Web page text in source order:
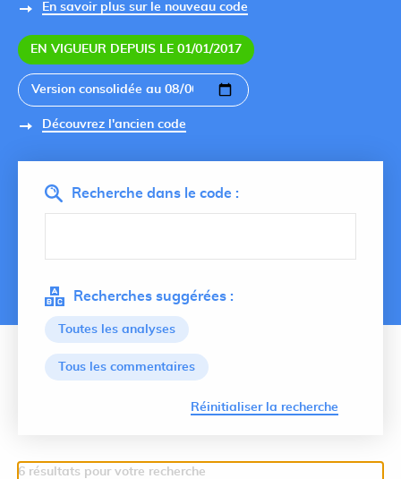
En savoir plus sur le nouveau code
EN VIGUEUR DEPUIS LE 01/01/2017
Découvrez l'ancien code
Recherche dans le code :
Recherches suggérées :
Toutes les analyses
Tous les commentaires
Réinitialiser la recherche
6 résultats pour votre recherche